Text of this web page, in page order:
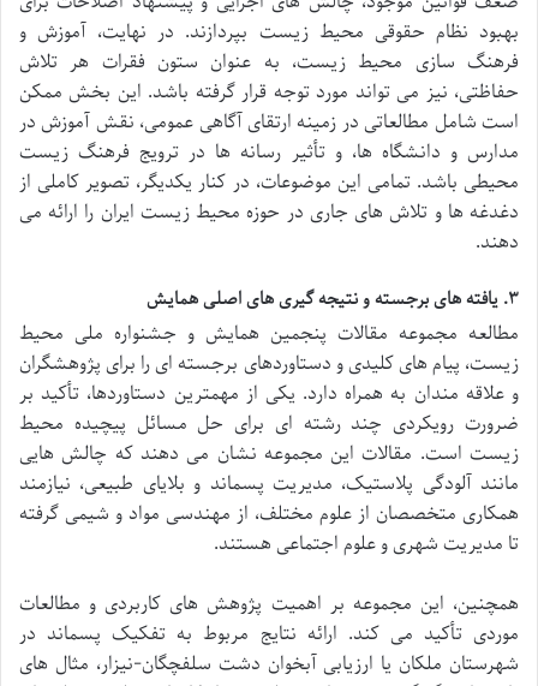
بهبود نظام حقوقی محیط زیست بپردازند. در نهایت، آموزش و
فرهنگ سازی محیط زیست، به عنوان ستون فقرات هر تلاش
حفاظتی، نیز می تواند مورد توجه قرار گرفته باشد. این بخش ممکن
است شامل مطالعاتی در زمینه ارتقای آگاهی عمومی، نقش آموزش در
مدارس و دانشگاه ها، و تأثیر رسانه ها در ترویج فرهنگ زیست
محیطی باشد. تمامی این موضوعات، در کنار یکدیگر، تصویر کاملی از
دغدغه ها و تلاش های جاری در حوزه محیط زیست ایران را ارائه می
دهند.
۳. یافته های برجسته و نتیجه گیری های اصلی همایش
مطالعه مجموعه مقالات پنجمین همایش و جشنواره ملی محیط
زیست، پیام های کلیدی و دستاوردهای برجسته ای را برای پژوهشگران
و علاقه مندان به همراه دارد. یکی از مهمترین دستاوردها، تأکید بر
ضرورت رویکردی چند رشته ای برای حل مسائل پیچیده محیط
زیست است. مقالات این مجموعه نشان می دهند که چالش هایی
مانند آلودگی پلاستیک، مدیریت پسماند و بلایای طبیعی، نیازمند
همکاری متخصصان از علوم مختلف، از مهندسی مواد و شیمی گرفته
تا مدیریت شهری و علوم اجتماعی هستند.
همچنین، این مجموعه بر اهمیت پژوهش های کاربردی و مطالعات
موردی تأکید می کند. ارائه نتایج مربوط به تفکیک پسماند در
شهرستان ملکان یا ارزیابی آبخوان دشت سلفچگان-نیزار، مثال های